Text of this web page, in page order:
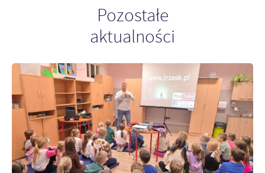
Pozostałe
aktualności
treści w postaci wiadomości, ofert, komunikatów mediów